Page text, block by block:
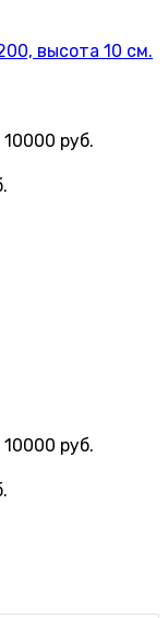
высота 10 см.